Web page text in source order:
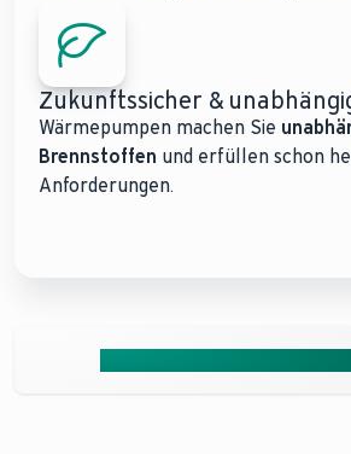
Zukunftssicher &
Wärmepumpen machen Sie
Brennstoffen und erfüllen schon
Anforderungen.